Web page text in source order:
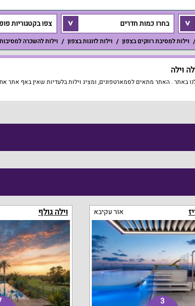
בחרו כמות חדרים צפו בקטגוריות
וילות למסיבת רווקים בצפון וילות לזוגות בצפון וילות להשכרה למסיבות
וילה
באתר . האתר מתאים לסמארטפונים, ומציג וילות בלעדיות שאין באף אתר
אור עקיבא
3
וילה גולף